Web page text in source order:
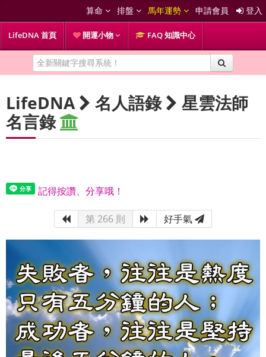
算命 排盤 馬年運勢 申請會員 登入
LifeDNA 首頁 開運小物 FAQ 知識中心
LifeDNA 名人語錄
星雲法師
名言錄
記得按讚、分享哦！
第 266 則 好手氣